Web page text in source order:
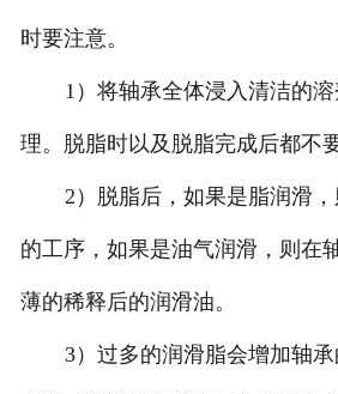
时要注意。
1）将轴承全体浸入清洁的
理。脱脂时以及脱脂完成后都不
2）脱脂后，如果是脂润滑
的工序，如果是油气润滑，则在
薄的稀释后的润滑油。
3）过多的润滑脂会增加轴